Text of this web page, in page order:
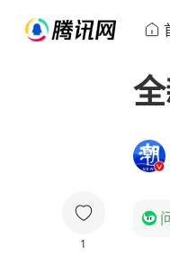
1